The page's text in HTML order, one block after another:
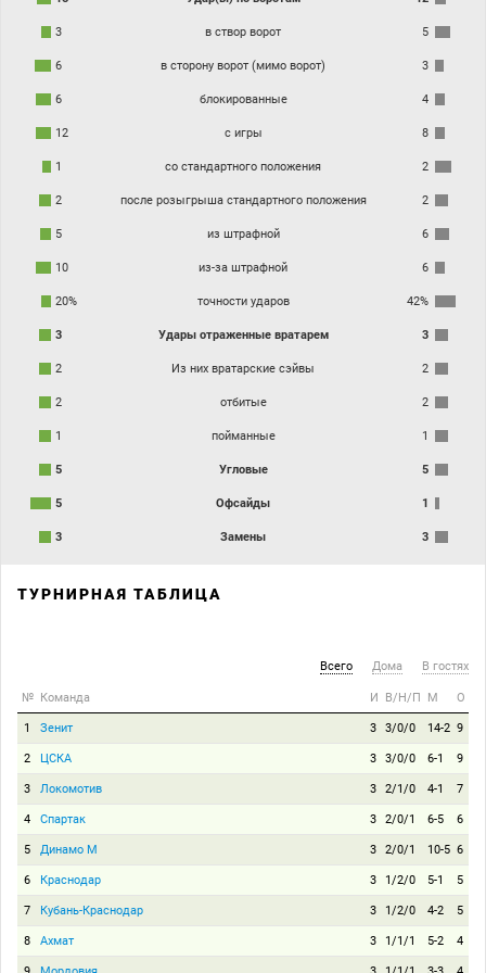
3 в створ ворот 5
6 в сторону ворот (мимо ворот) 3
6 блокированные 4
12 с игры 8
1 со стандартного положения 2
2 после розыгрыша стандартного положения 2
5 из штрафной 6
10 из-за штрафной 6
20% точности ударов 42%
3 Удары отраженные вратарем 3
2 Из них вратарские сэйвы 2
2 отбитые 2
1 пойманные 1
5 Угловые 5
5 Офсайды 1
3 Замены 3
ТУРНИРНАЯ ТАБЛИЦА
Всего Дома В гостях
№ Команда И В/Н/П М О
1 Зенит 3 3/0/0 14-2 9
2 ЦСКА 3 3/0/0 6-1 9
3 Локомотив 3 2/1/0 4-1 7
4 Спартак 3 2/0/1 6-5 6
5 Динамо М 3 2/0/1 10-5 6
6 Краснодар 3 1/2/0 5-1 5
7 Кубань-Краснодар 3 1/2/0 4-2 5
8 Ахмат 3 1/1/1 5-2 4